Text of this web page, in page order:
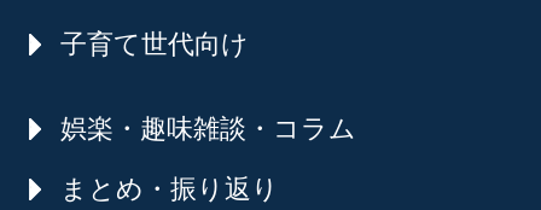
子育て世代向け
娯楽・趣味雑談・コラム
まとめ・振り返り